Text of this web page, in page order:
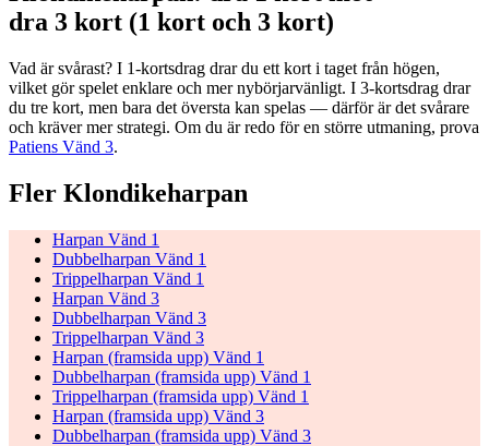
dra 3 kort (1 kort och 3 kort)
Vad är svårast? I 1-kortsdrag drar du ett kort i taget från högen,
vilket gör spelet enklare och mer nybörjarvänligt. I 3-kortsdrag drar
du tre kort, men bara det översta kan spelas — därför är det svårare
och kräver mer strategi. Om du är redo för en större utmaning, prova
Patiens Vänd 3.
Fler Klondikeharpan
Harpan Vänd 1
Dubbelharpan Vänd 1
Trippelharpan Vänd 1
Harpan Vänd 3
Dubbelharpan Vänd 3
Trippelharpan Vänd 3
Harpan (framsida upp) Vänd 1
Dubbelharpan (framsida upp) Vänd 1
Trippelharpan (framsida upp) Vänd 1
Harpan (framsida upp) Vänd 3
Dubbelharpan (framsida upp) Vänd 3